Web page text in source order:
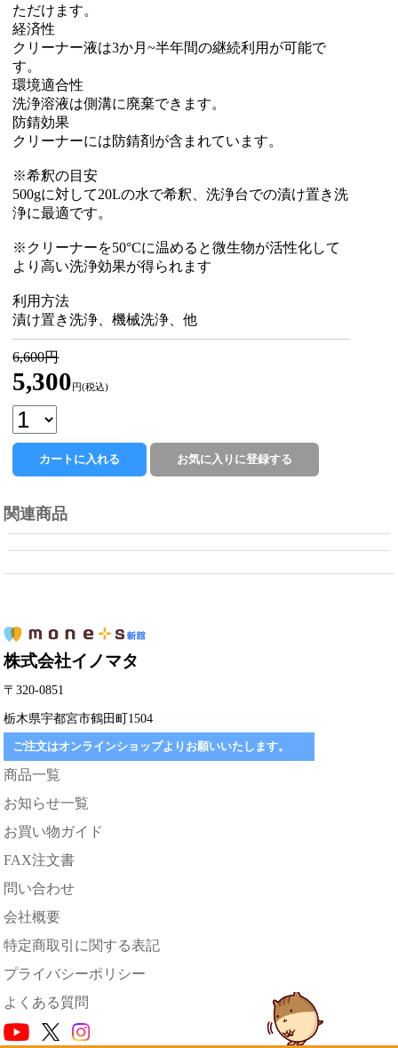
ただけます。
経済性
クリーナー液は3か月~半年間の継続利用が可能で
す。
環境適合性
洗浄溶液は側溝に廃棄できます。
防錆効果
クリーナーには防錆剤が含まれています。
※希釈の目安
500gに対して20Lの水で希釈、洗浄台での漬け置き洗
浄に最適です。
※クリーナーを50°Cに温めると微生物が活性化して
より高い洗浄効果が得られます
利用方法
漬け置き洗浄、機械洗浄、他
6,600円
5,300 円(税込)
関連商品
株式会社イノマタ
〒320-0851
栃木県宇都宮市鶴田町1504
ご注文はオンラインショップよりお願いいたします。
商品一覧
お知らせ一覧
お買い物ガイド
FAX注文書
問い合わせ
会社概要
特定商取引に関する表記
プライバシーポリシー
よくある質問